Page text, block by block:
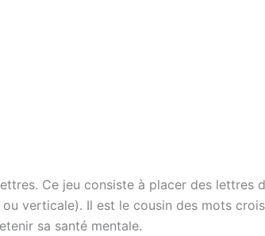
Ce jeu consiste à placer des
verticale). Il est le cousin des mots
sa santé mentale.